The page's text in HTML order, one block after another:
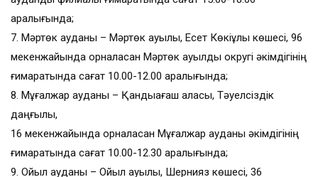
аралығында;
7. Мәртөк ауданы – Мәртөк ауылы, Есет Көкіұлы көшесі, 96
мекенжайында орналасқан Мәртөк ауылдық округі әкімдігінің
ғимаратында сағат 10.00-12.00 аралығында;
8. Мұғалжар ауданы – Қандыағаш қаласы, Тәуелсіздік
даңғылы,
16 мекенжайында орналасқан Мұғалжар ауданы әкімдігінің
ғимаратында сағат 10.00-12.30 аралығында;
9. Ойыл ауданы – Ойыл ауылы, Шернияз көшесі, 36